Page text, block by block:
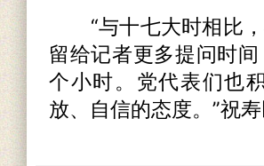
“与十七大时相比，
留给记者更多提问时
个小时。党代表们也
放、自信的态度。”祝寿